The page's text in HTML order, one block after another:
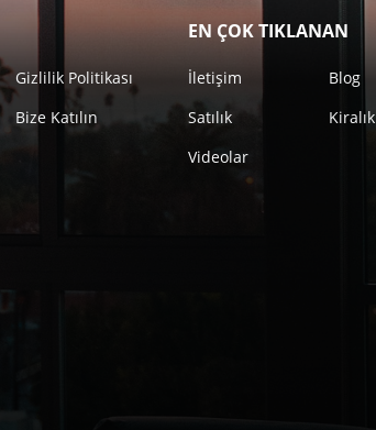
Gizlilik Politikası
Bize Katılın
EN ÇOK TIKLANAN
İletişim
Blog
Satılık
Kiralık
Videolar